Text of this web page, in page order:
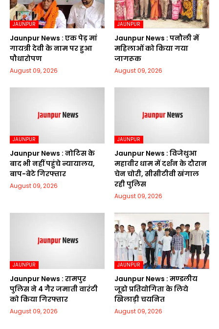
JAUNPUR
Jaunpur News : एक पेड़ मां
गायत्री देवी के नाम पर हुआ
पौधारोपण
August 09, 2026
JAUNPUR
Jaunpur News : पनौली में
महिलाओं को किया गया
जागरूक
August 09, 2026
JAUNPUR
Jaunpur News : नोटिस के
बाद भी नहीं पहुंचे न्यायालय,
बाप-बेटे गिरफ्तार
August 09, 2026
JAUNPUR
Jaunpur News : विजेथुआ
महावीर धाम में दर्शन के दौरान
चेन चोरी, सीसीटीवी खंगाल
रही पुलिस
August 09, 2026
JAUNPUR
Jaunpur News : रामपुर
पुलिस ने 4 गैर जमाती वारंटी
को किया गिरफ्तार
August 09, 2026
JAUNPUR
Jaunpur News : मण्डलीय
जूडो प्रतियोगिता के लिये
खिलाड़ी चयनित
August 09, 2026